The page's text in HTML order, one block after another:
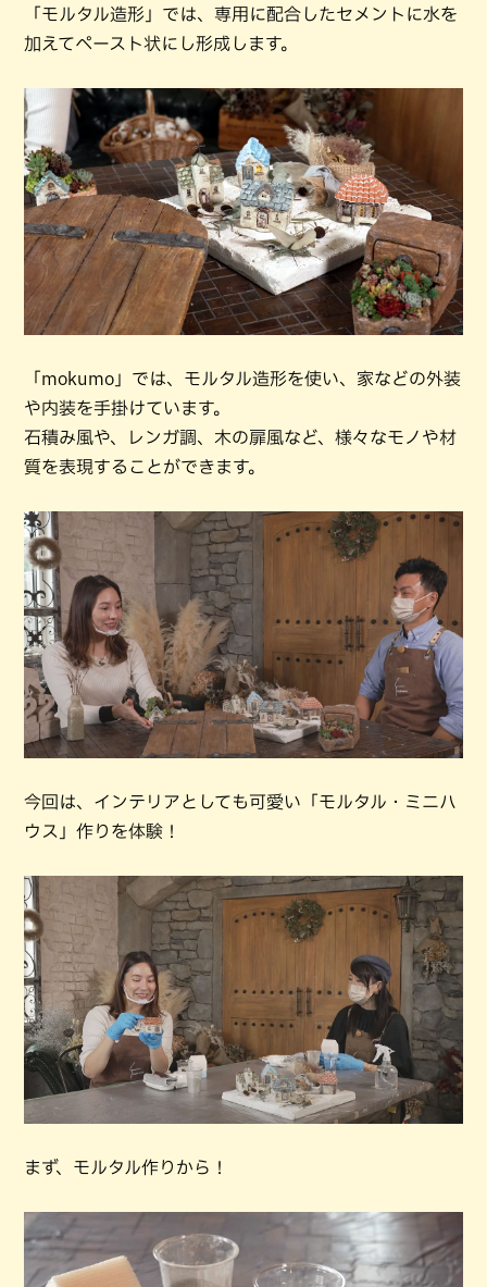
「モルタル造形」では、専用に配合したセメントに水を
加えてペースト状にし形成します。
「mokumo」では、モルタル造形を使い、家などの外装
や内装を手掛けています。
石積み風や、レンガ調、木の扉風など、様々なモノや材
質を表現することができます。
今回は、インテリアとしても可愛い「モルタル・ミニハ
ウス」作りを体験！
まず、モルタル作りから！